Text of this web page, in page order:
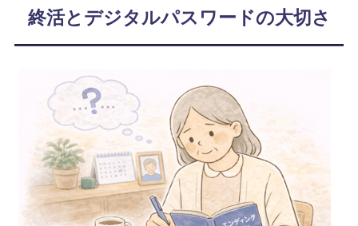
終活とデジタルパスワードの大切さ